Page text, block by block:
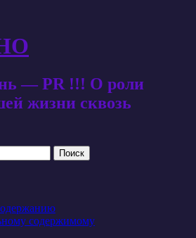
— PR !!! О роли
жизни сквозь
содержимому